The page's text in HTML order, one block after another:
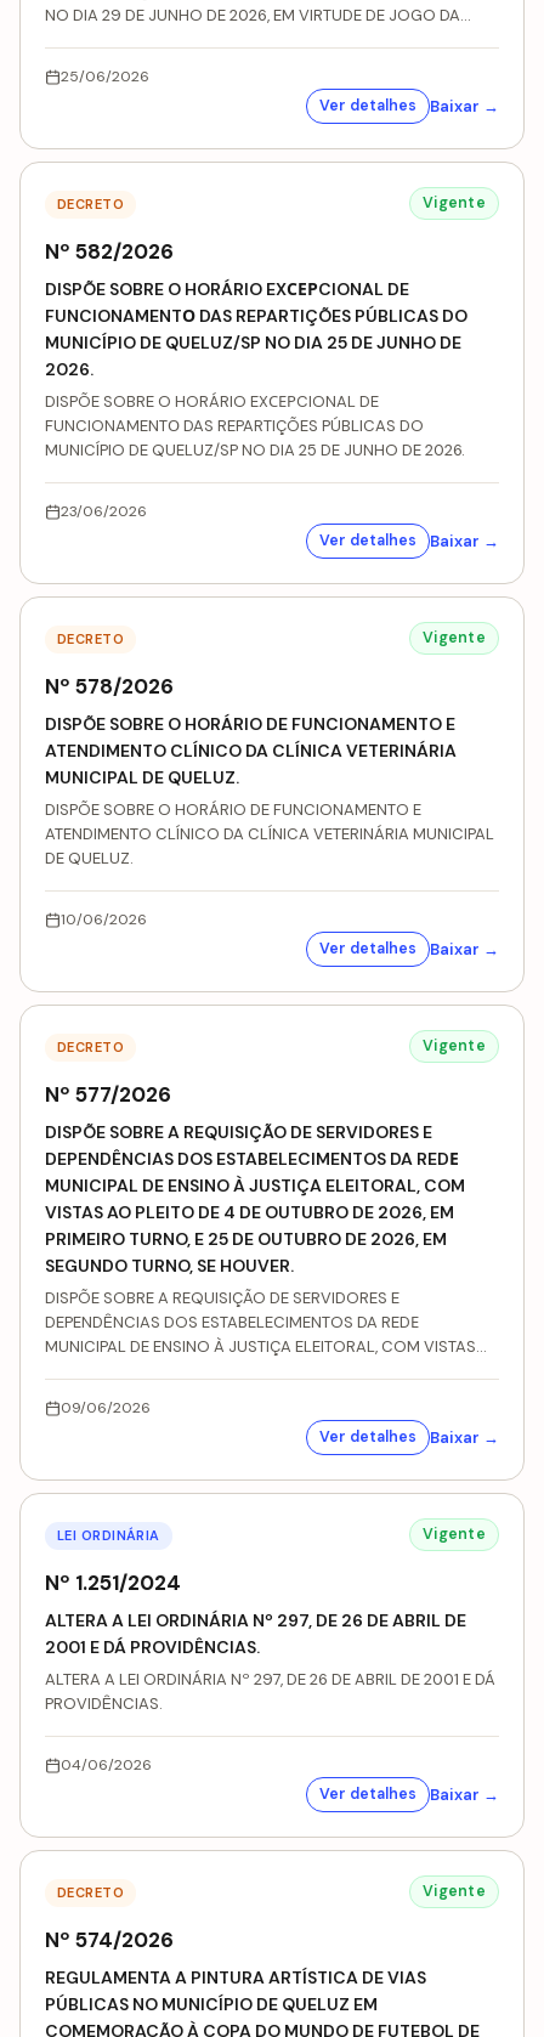
NO DIA 29 DE JUNHO DE 2026, EM VIRTUDE DE JOGO DA
25/06/2026
Ver detalhes
Baixar →
DECRETO Vigente
Nº 582/2026
DISPÕE SOBRE O HORÁRIO EXСЕРCIONAL DE
FUNCIONAMENTО DAS REPARTIÇÕES PÚBLICAS DO
MUNICÍPIO DE QUELUZ/SP NO DIA 25 DE JUNHO DE
2026.
DISPÕE SOBRE O HORÁRIO EXСЕРCIONAL DE
FUNCIONAMENTО DAS REPARTIÇÕES PÚBLICAS DO
MUNICÍPIO DE QUELUZ/SP NO DIA 25 DE JUNHO DE 2026.
23/06/2026
Ver detalhes
Baixar →
DECRETO Vigente
Nº 578/2026
DISPÕE SOBRE O HORÁRIO DE FUNCIONAMENTO E
ATENDIMENTO CLÍNICO DA CLÍNICA VETERINÁRIA
MUNICIPAL DE QUELUZ.
DISPÕE SOBRE O HORÁRIO DE FUNCIONAMENTO E
ATENDIMENTO CLÍNICO DA CLÍNICA VETERINÁRIA MUNICIPAL
DE QUELUZ.
10/06/2026
Ver detalhes
Baixar →
DECRETO Vigente
Nº 577/2026
DISPÕE SOBRE A REQUISIÇÃO DE SERVIDORES E
DEPENDÊNCIAS DOS ESTABELECIMENTOS DA REDЕ
MUNICIPAL DE ENSINO À JUSTIÇA ELEITORAL, COM
VISTAS AO PLEITO DE 4 DE OUTUBRO DE 2026, EM
PRIMEIRO TURNO, E 25 DE OUTUBRO DE 2026, EM
SEGUNDO TURNO, SE HOUVER.
DISPÕE SOBRE A REQUISIÇÃO DE SERVIDORES E
DEPENDÊNCIAS DOS ESTABELECIMENTOS DA REDЕ
MUNICIPAL DE ENSINO À JUSTIÇA ELEITORAL, COM VISTAS
HOUVER.
09/06/2026
Ver detalhes
Baixar →
LEI ORDINÁRIA Vigente
Nº 1.251/2024
ALTERA A LEI ORDINÁRIA Nº 297, DE 26 DE ABRIL DE
2001 E DÁ PROVIDÊNCIAS.
ALTERA A LEI ORDINÁRIA Nº 297, DE 26 DE ABRIL DE 2001 E DÁ
PROVIDÊNCIAS.
04/06/2026
Ver detalhes
Baixar →
DECRETO Vigente
Nº 574/2026
REGULAMENTA A PINTURA ARTÍSTICA DE VIAS
PÚBLICAS NO MUNICÍPIO DE QUELUZ EM
COMEMORAÇÃO À COPA DO MUNDO DE FUTEBOL DE